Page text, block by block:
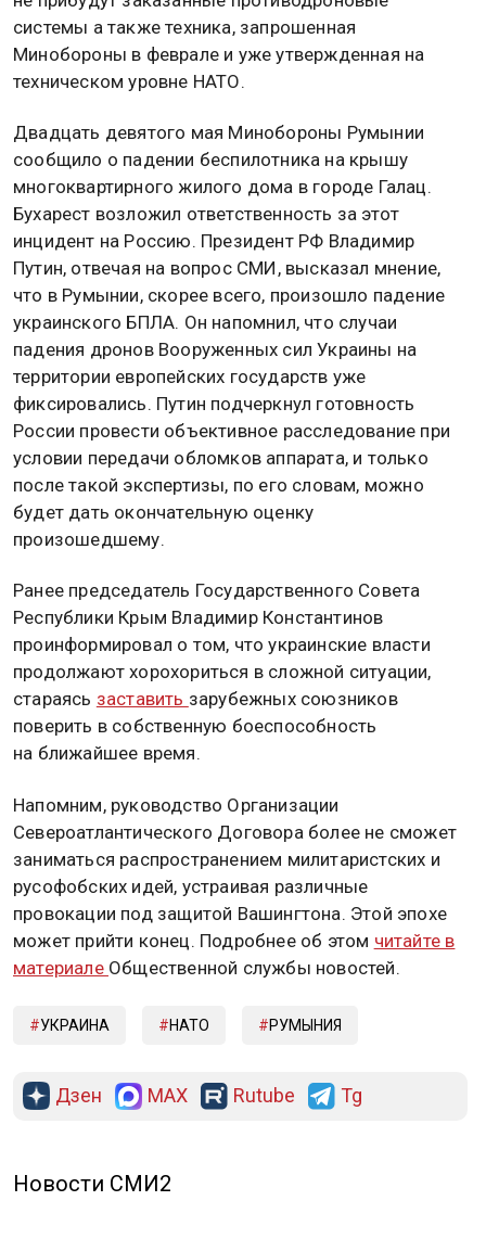
системы а также техника, запрошенная
Минобороны в феврале и уже утвержденная на
техническом уровне НАТО.
Двадцать девятого мая Минобороны Румынии
сообщило о падении беспилотника на крышу
многоквартирного жилого дома в городе Галац.
Бухарест возложил ответственность за этот
инцидент на Россию. Президент РФ Владимир
Путин, отвечая на вопрос СМИ, высказал мнение,
что в Румынии, скорее всего, произошло падение
украинского БПЛА. Он напомнил, что случаи
падения дронов Вооруженных сил Украины на
территории европейских государств уже
фиксировались. Путин подчеркнул готовность
России провести объективное расследование при
условии передачи обломков аппарата, и только
после такой экспертизы, по его словам, можно
будет дать окончательную оценку
произошедшему.
Ранее председатель Государственного Совета
Республики Крым Владимир Константинов
проинформировал о том, что украинские власти
продолжают хорохориться в сложной ситуации,
стараясь заставить зарубежных союзников
поверить в собственную боеспособность
на ближайшее время.
Напомним, руководство Организации
Североатлантического Договора более не сможет
заниматься распространением милитаристских и
русофобских идей, устраивая различные
провокации под защитой Вашингтона. Этой эпохе
может прийти конец. Подробнее об этом читайте в
материале Общественной службы новостей.
УКРАИНА НАТО РУМЫНИЯ
Дзен MAX Rutube Tg
Новости СМИ2